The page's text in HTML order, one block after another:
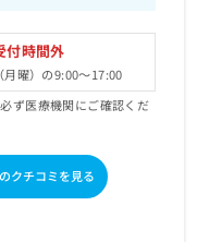
付時間外
曜）の9:00～17:00
ず医療機関にご確認くだ
クチコミを見る